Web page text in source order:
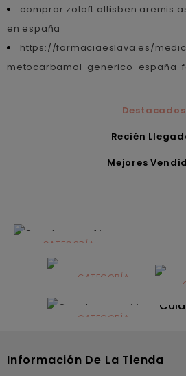
comprar zoloft altisben aremis
en españa
https://farmaciaeslava.es/
metocarbamol-generico-españa-
Destacados
Recién
Mejores
CATEGORÍA
Alimentación
infantilCATEGORÍA
Dermocosmética
CATEGORÍA
Información De La Tienda